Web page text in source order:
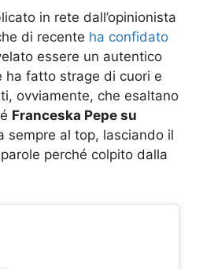
in rete dall’opinionista
di recente ha confidato
essere un autentico
ha fatto strage di cuori e
ovviamente, che esaltano
Franceska Pepe su
sempre al top, lasciando il
perché colpito dalla